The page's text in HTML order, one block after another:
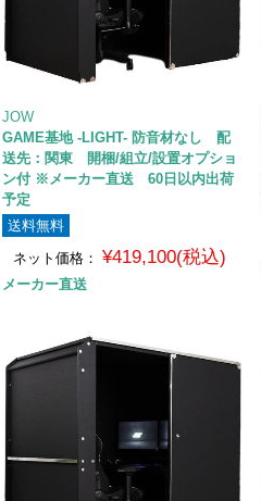
JOW
GAME基地 -LIGHT- 防音材なし 配
送先：関東 開梱/組立/設置オプショ
ン付 ※メーカー直送 60日以内出荷
予定
送料無料
ネット価格： ¥419,100(税込)
メーカー直送